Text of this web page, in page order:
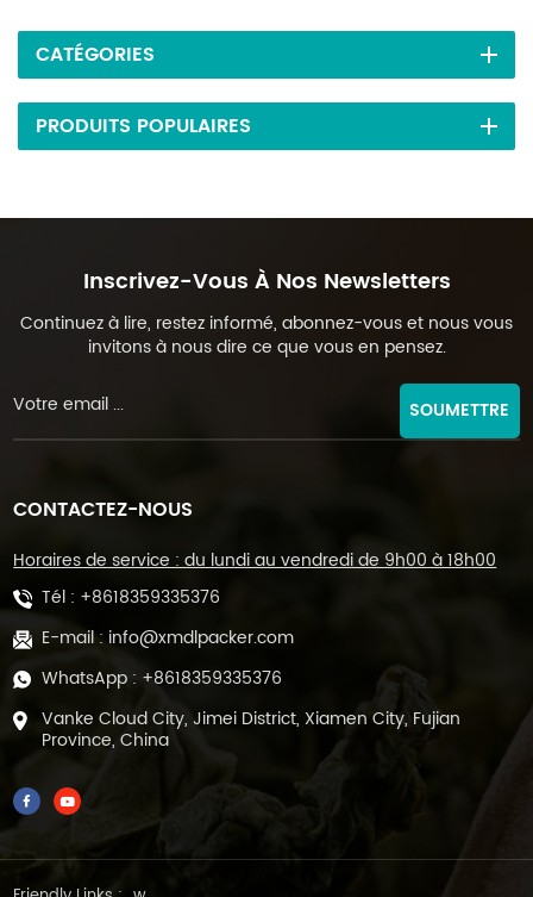
CATÉGORIES
PRODUITS POPULAIRES
Inscrivez-Vous À Nos Newsletters
Continuez à lire, restez informé, abonnez-vous et nous vous
invitons à nous dire ce que vous en pensez.
SOUMETTRE
CONTACTEZ-NOUS
Horaires de service : du lundi au vendredi de 9h00 à 18h00
Tél : +8618359335376
E-mail : info@xmdlpacker.com
WhatsApp : +8618359335376
Vanke Cloud City, Jimei District, Xiamen City, Fujian
Province, China